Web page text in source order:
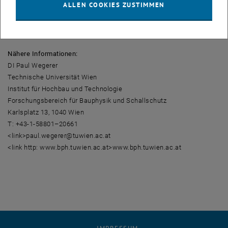
Die Richtlinie ist als Download gratis unter <link http: bda.at text
Nähere Informationen:
DI Paul Wegerer
Technische Universität Wien
Institut für Hochbau und Technologie
Forschungsbereich für Bauphysik und Schallschutz
Karlsplatz 13, 1040 Wien
T: +43-1-58801–20661
<link>paul.wegerer@tuwien.ac.at
<link http: www.bph.tuwien.ac.at>www.bph.tuwien.ac.at
ALLEN COOKIES ZUSTIMMEN